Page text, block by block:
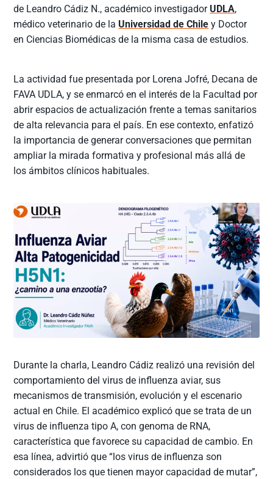
de Leandro Cádiz N., académico investigador UDLA,
médico veterinario de la Universidad de Chile y Doctor
en Ciencias Biomédicas de la misma casa de estudios.
La actividad fue presentada por Lorena Jofré, Decana de
FAVA UDLA, y se enmarcó en el interés de la Facultad por
abrir espacios de actualización frente a temas sanitarios
de alta relevancia para el país. En ese contexto, enfatizó
la importancia de generar conversaciones que permitan
ampliar la mirada formativa y profesional más allá de
los ámbitos clínicos habituales.
Durante la charla, Leandro Cádiz realizó una revisión del
comportamiento del virus de influenza aviar, sus
mecanismos de transmisión, evolución y el escenario
actual en Chile. El académico explicó que se trata de un
virus de influenza tipo A, con genoma de RNA,
característica que favorece su capacidad de cambio. En
esa línea, advirtió que “los virus de influenza son
considerados los que tienen mayor capacidad de mutar”,